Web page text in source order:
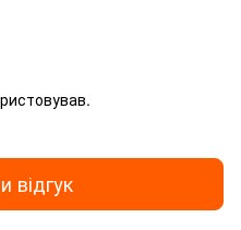
відгук